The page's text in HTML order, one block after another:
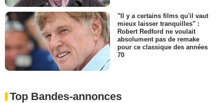
"Il y a certains films qu'il vaut
mieux laisser tranquilles" :
Robert Redford ne voulait
absolument pas de remake
pour ce classique des années
70
Top Bandes-annonces